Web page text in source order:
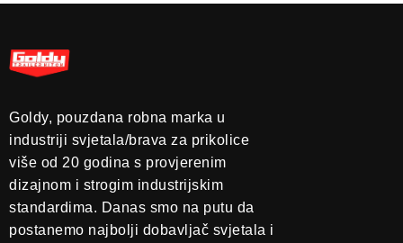
Goldy, pouzdana robna marka u
industriji svjetala/brava za prikolice
više od 20 godina s provjerenim
dizajnom i strogim industrijskim
standardima. Danas smo na putu da
postanemo najbolji dobavljač svjetala i